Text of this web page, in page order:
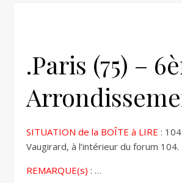
.Paris (75) –
SITUATION de la BOÎTE à LIRE :
Vaugirard, à l’intérieur du forum 104.
REMARQUE(s) : …